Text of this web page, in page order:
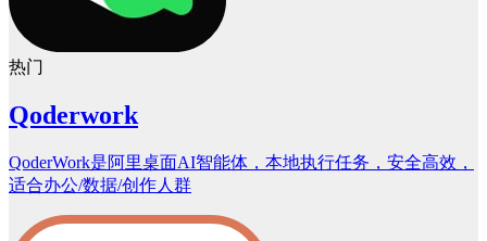
热门
Qoderwork
QoderWork是阿里桌面AI智能体，本地执行任务，安全高效，
适合办公/数据/创作人群